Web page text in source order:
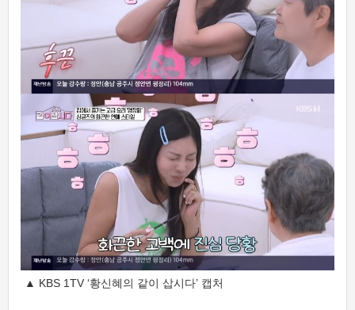
▲ KBS 1TV ‘황신혜의 같이 삽시다’ 캡처